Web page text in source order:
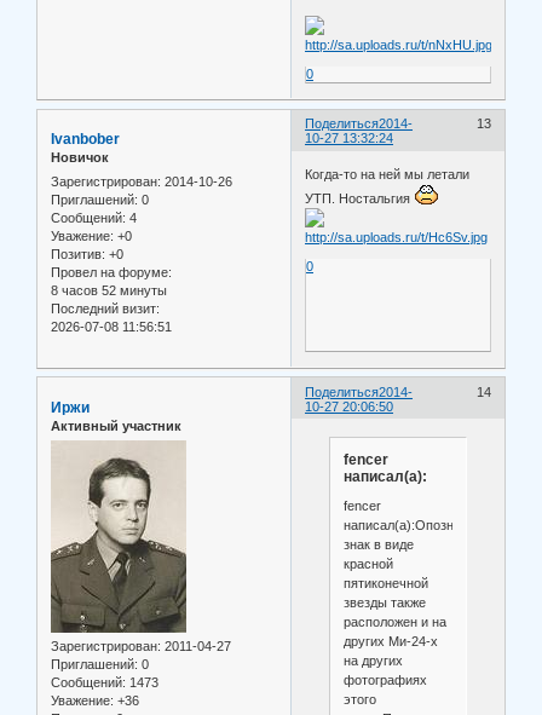
0
Поделиться 13
2014-
10-27 13:32:24
Ivanbober
Новичок
Зарегистрирован: 2014-10-26
Приглашений: 0
Сообщений: 4
Уважение: +0
Позитив: +0
Провел на форуме:
8 часов 52 минуты
Последний визит:
2026-07-08 11:56:51
Когда-то на ней мы летали
УТП. Ностальгия
0
Поделиться 14
2014-
10-27 20:06:50
Иржи
Активный участник
Зарегистрирован: 2011-04-27
Приглашений: 0
Сообщений: 1473
Уважение: +36
fencer
написал(а):
fencer
написал(а):Опознавательный
знак в виде
красной
пятиконечной
звезды также
расположен и на
других Ми-24-х
на других
фотографиях
этого